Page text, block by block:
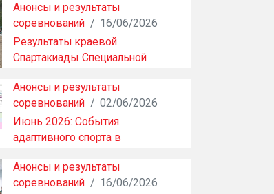
Анонсы и результаты
соревнований / 16/06/2026
Результаты краевой
Спартакиады Специальной
…
Анонсы и результаты
соревнований / 02/06/2026
Июнь 2026: События
адаптивного спорта в
Анонсы и результаты
соревнований / 16/06/2026